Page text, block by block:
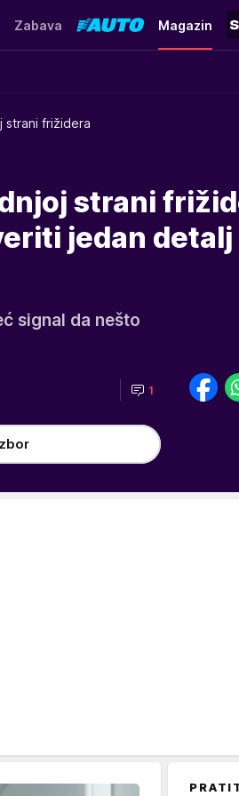
Zabava Magazin
strani frižidera
strani
jedan detalj
signal da nešto
1